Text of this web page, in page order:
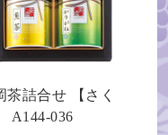
茶詰合せ 【さく
A144-036